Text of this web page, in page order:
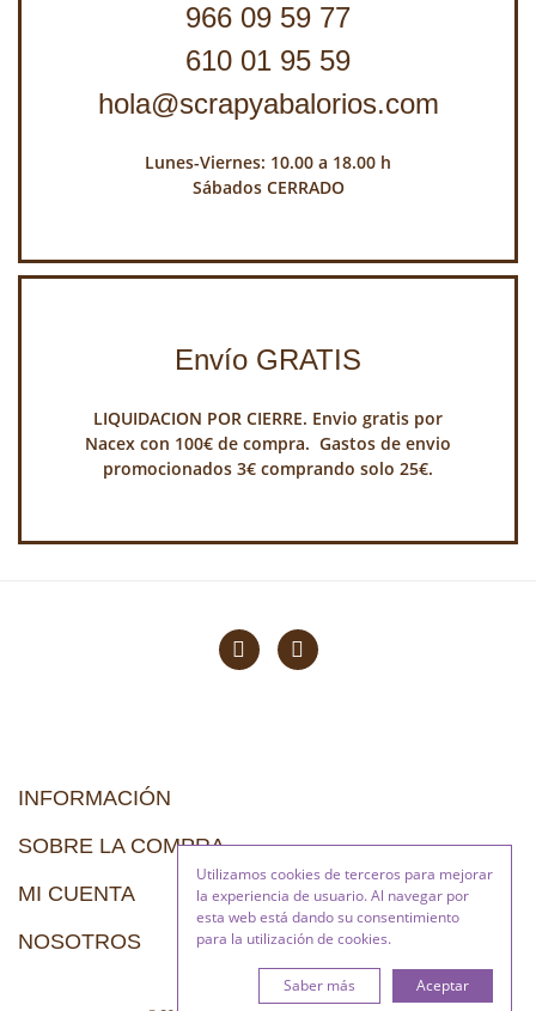
Utilizamos cookies de terceros para mejorar
la experiencia de usuario. Al navegar por
esta web está dando su consentimiento
para la utilización de cookies.
Aceptar
Saber más
966 09 59 77
610 01 95 59
hola@scrapyabalorios.com
Lunes-Viernes: 10.00 a 18.00 h
Sábados CERRADO
Envío GRATIS
LIQUIDACION POR CIERRE. Envio gratis por
Nacex con 100€ de compra. Gastos de envio
promocionados 3€ comprando solo 25€.
INFORMACIÓN
SOBRE LA COMPRA
MI CUENTA
NOSOTROS